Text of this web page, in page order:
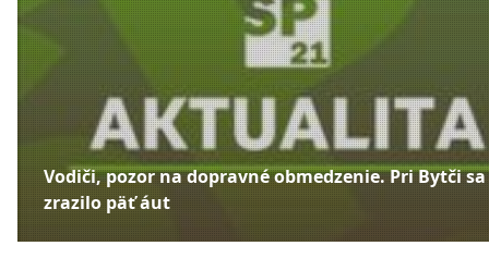
Vodiči, pozor na dopravné obmedzenie. Pri Bytči sa
zrazilo päť áut